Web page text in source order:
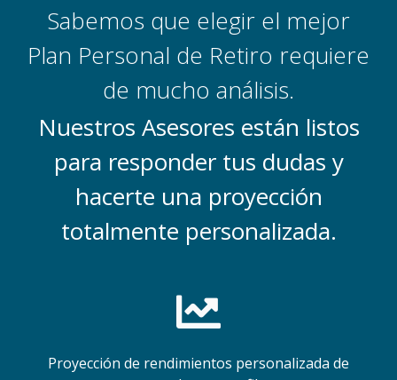
Sabemos que elegir el mejor
Plan Personal de Retiro requiere
de mucho análisis.
Nuestros Asesores están listos
para responder tus dudas y
hacerte una proyección
totalmente personalizada.
Proyección de rendimientos personalizada de